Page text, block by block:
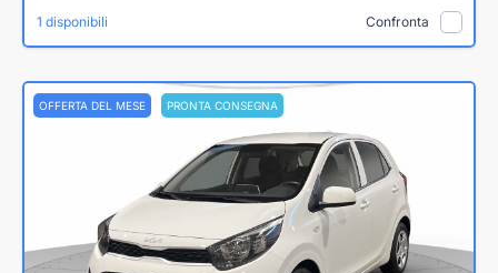
1 disponibili Confronta
OFFERTA DEL MESE PRONTA CONSEGNA